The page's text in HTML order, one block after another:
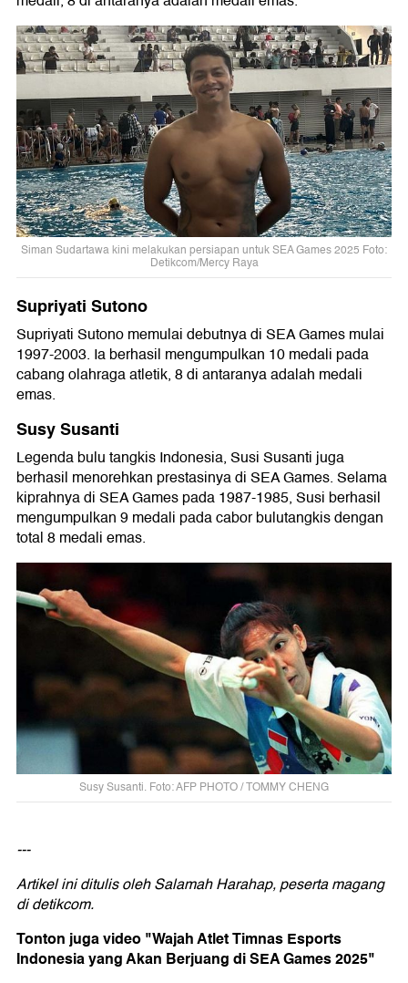
Siman Sudartawa kini melakukan persiapan untuk SEA Games 2025 Foto:
Detikcom/Mercy Raya
Supriyati Sutono
Supriyati Sutono memulai debutnya di SEA Games mulai
1997-2003. Ia berhasil mengumpulkan 10 medali pada
cabang olahraga atletik, 8 di antaranya adalah medali
emas.
Susy Susanti
Legenda bulu tangkis Indonesia, Susi Susanti juga
berhasil menorehkan prestasinya di SEA Games. Selama
kiprahnya di SEA Games pada 1987-1985, Susi berhasil
mengumpulkan 9 medali pada cabor bulutangkis dengan
total 8 medali emas.
Susy Susanti. Foto: AFP PHOTO / TOMMY CHENG
---
Artikel ini ditulis oleh Salamah Harahap, peserta magang
di detikcom.
Tonton juga video "Wajah Atlet Timnas Esports
Indonesia yang Akan Berjuang di SEA Games 2025"